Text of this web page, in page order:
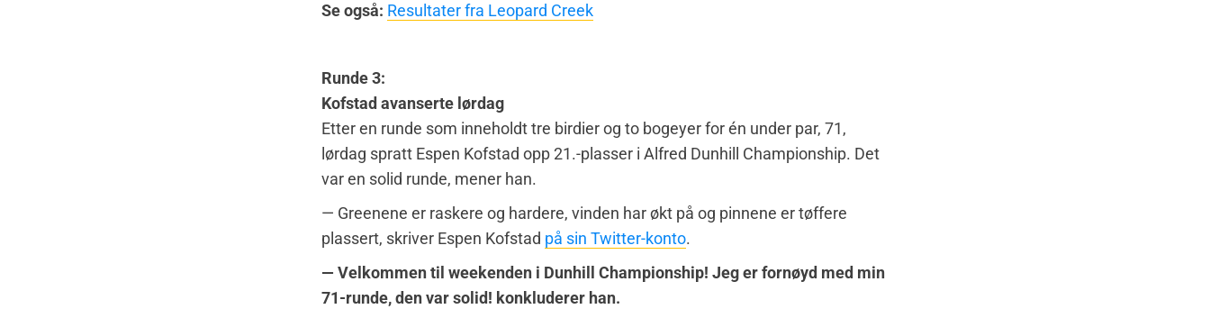
Se også: Resultater fra Leopard Creek
Runde 3:
Kofstad avanserte lørdag
Etter en runde som inneholdt tre birdier og to bogeyer for én under par, 71,
lørdag spratt Espen Kofstad opp 21.-plasser i Alfred Dunhill Championship. Det
var en solid runde, mener han.
— Greenene er raskere og hardere, vinden har økt på og pinnene er tøffere
plassert, skriver Espen Kofstad på sin Twitter-konto.
— Velkommen til weekenden i Dunhill Championship! Jeg er fornøyd med min
71-runde, den var solid! konkluderer han.